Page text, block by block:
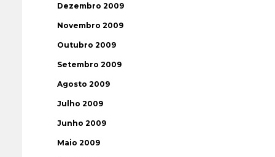
Dezembro 2009
Novembro 2009
Outubro 2009
Setembro 2009
Agosto 2009
Julho 2009
Junho 2009
Maio 2009